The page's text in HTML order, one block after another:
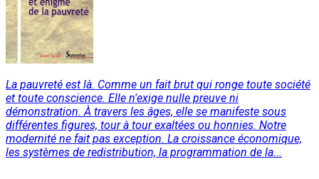
La pauvreté est là. Comme un fait brut qui ronge toute société
et toute conscience. Elle n'exige nulle preuve ni
démonstration. À travers les âges, elle se manifeste sous
différentes figures, tour à tour exaltées ou honnies. Notre
modernité ne fait pas exception. La croissance économique,
les systèmes de redistribution, la programmation de la...